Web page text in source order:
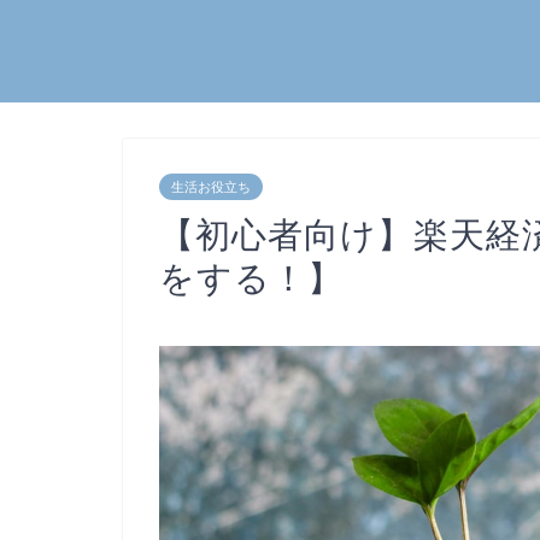
生活お役立ち
【初心者向け】楽天
をする！】